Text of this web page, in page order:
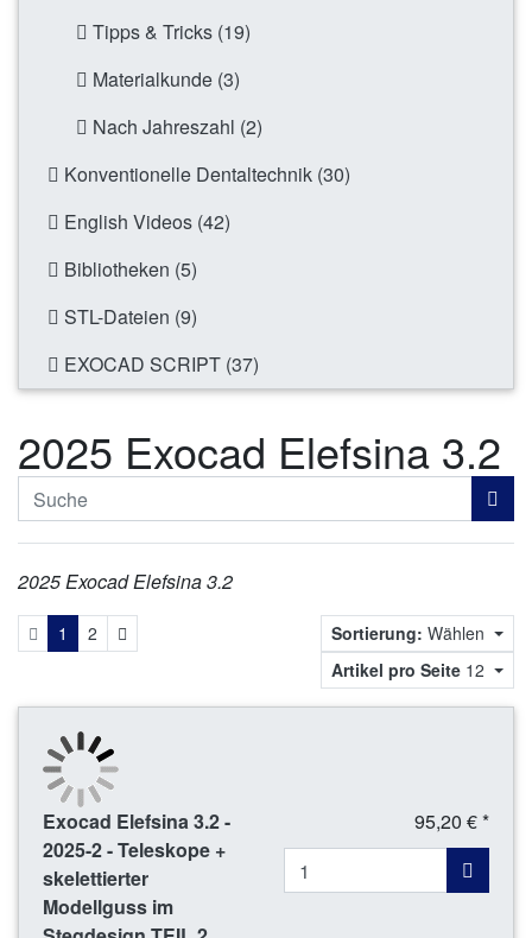
Tipps & Tricks (19)
Materialkunde (3)
Nach Jahreszahl (2)
Konventionelle Dentaltechnik (30)
English Videos (42)
Bibliotheken (5)
STL-Dateien (9)
EXOCAD SCRIPT (37)
2025 Exocad Elefsina 3.2
2025 Exocad Elefsina 3.2
1 2 Sortierung: Wählen
Artikel pro Seite 12
Exocad Elefsina 3.2 -
2025-2 - Teleskope +
skelettierter
Modellguss im
95,20 € *